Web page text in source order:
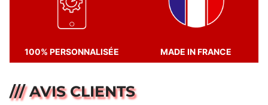
100% PERSONNALISÉE MADE IN FRANCE
/// AVIS CLIENTS